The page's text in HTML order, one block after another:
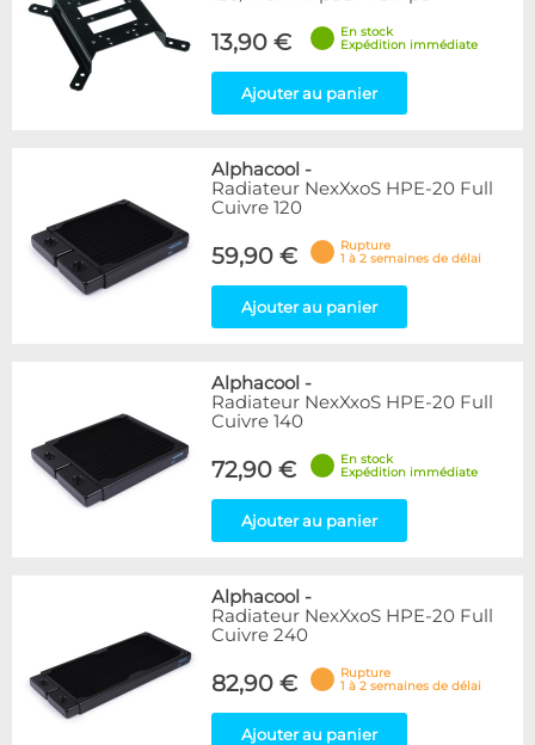
13,90 €
En stock
Expédition immédiate
Ajouter au panier
Alphacool -
Radiateur NexXxoS HPE-20 Full
Cuivre 120
59,90 €
Rupture
1 à 2 semaines de délai
Ajouter au panier
Alphacool -
Radiateur NexXxoS HPE-20 Full
Cuivre 140
72,90 €
En stock
Expédition immédiate
Ajouter au panier
Alphacool -
Radiateur NexXxoS HPE-20 Full
Cuivre 240
82,90 €
Rupture
1 à 2 semaines de délai
Ajouter au panier